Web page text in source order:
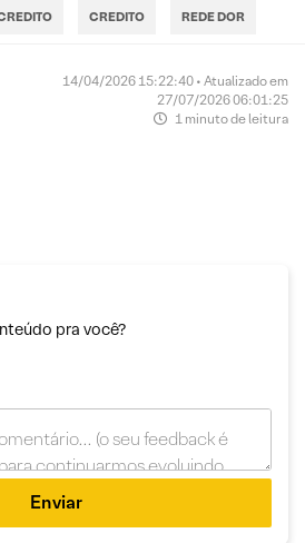
CREDITO REDE DOR
14/04/2026 15:22:40 • Atualizado em
27/07/2026 06:01:25
1 minuto de leitura
pra você?
Enviar